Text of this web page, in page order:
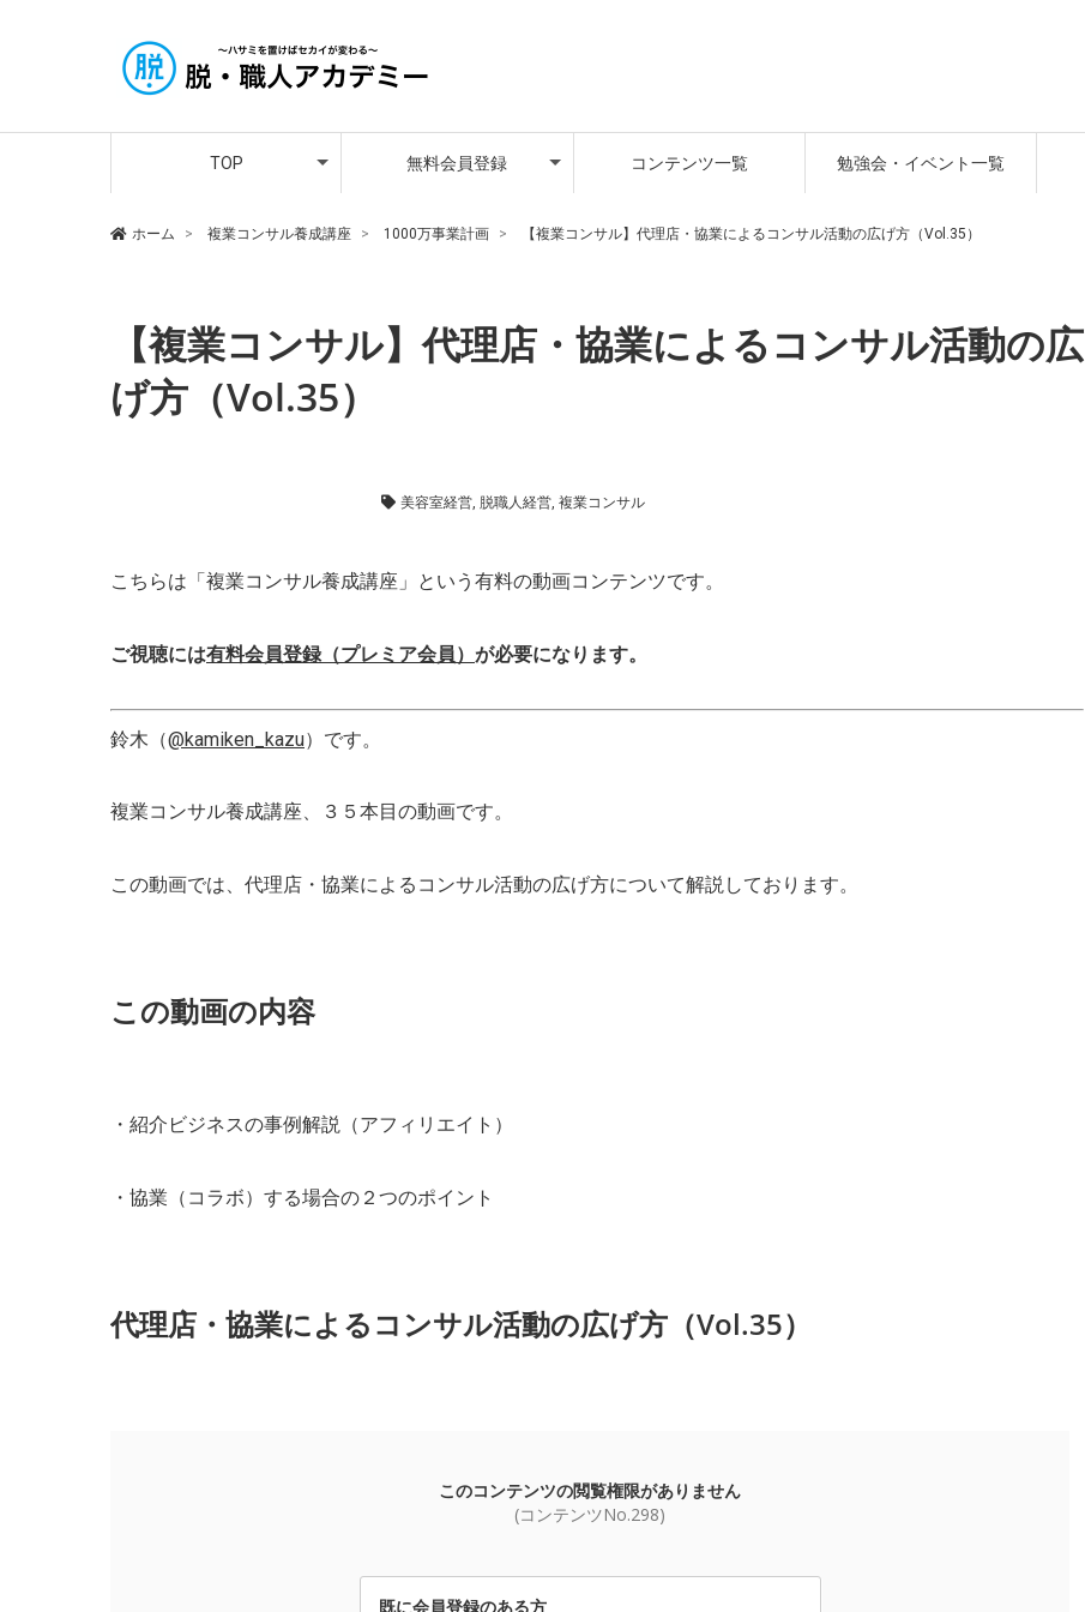
TOP
アカデミー講師紹介
メンバーさんの声
無料会員登録
プレミア会員登録
コンテンツ一覧 勉強会・イベント一覧
ホーム 複業コンサル養成講座 1000万事業計画 【複業コンサル】代理店・協業によるコンサル活動の広げ方（Vol.35）
【複業コンサル】代理店・協業によるコンサル活動の広
げ方（Vol.35）
美容室経営, 脱職人経営, 複業コンサル
こちらは「複業コンサル養成講座」という有料の動画コンテンツです。
ご視聴には有料会員登録（プレミア会員） が必要になります。
鈴木（@kamiken_kazu）です。
複業コンサル養成講座、３５本目の動画です。
この動画では、代理店・協業によるコンサル活動の広げ方について解説しております。
この動画の内容
・紹介ビジネスの事例解説（アフィリエイト）
・協業（コラボ）する場合の２つのポイント
代理店・協業によるコンサル活動の広げ方（Vol.35）